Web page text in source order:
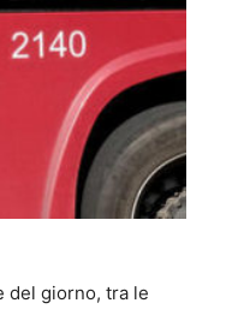
del giorno, tra le